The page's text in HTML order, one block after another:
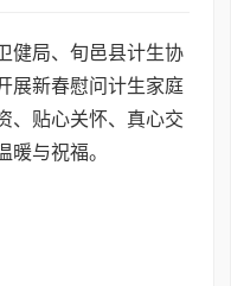
健局、旬邑县计生协
展新春慰问计生家庭
、贴心关怀、真心交
暖与祝福。